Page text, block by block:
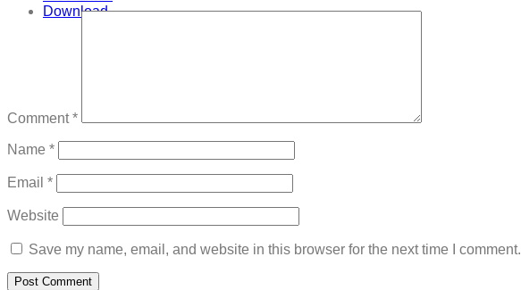
Download
Comment*
Name *
Email *
Website
Save my name, email, and website in this browser for the next time I comment.